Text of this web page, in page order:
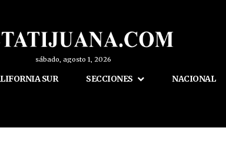
sábado, agosto 1, 2026
SUR SECCIONES NACIONAL